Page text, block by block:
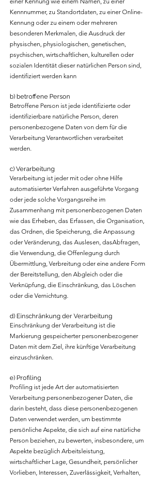
Kennnummer, zu Standortdaten, zu einer Online-
Kennung oder zu einem oder mehreren
besonderen Merkmalen, die Ausdruck der
physischen, physiologischen, genetischen,
psychischen, wirtschaftlichen, kulturellen oder
sozialen Identität dieser natürlichen Person sind,
identifiziert werden kann
b) betroffene Person
Betroffene Person ist jede identifizierte oder
identifizierbare natürliche Person, deren
personenbezogene Daten von dem für die
Verarbeitung Verantwortlichen verarbeitet
werden.
c) Verarbeitung
Verarbeitung ist jeder mit oder ohne Hilfe
automatisierter Verfahren ausgeführte Vorgang
oder jede solche Vorgangsreihe im
Zusammenhang mit personenbezogenen Daten
wie das Erheben, das Erfassen, die Organisation,
das Ordnen, die Speicherung, die Anpassung
oder Veränderung, das Auslesen, dasAbfragen,
die Verwendung, die Offenlegung durch
Übermittlung, Verbreitung oder eine andere Form
der Bereitstellung, den Abgleich oder die
Verknüpfung, die Einschränkung, das Löschen
oder die Vernichtung.
d) Einschränkung der Verarbeitung
Einschränkung der Verarbeitung ist die
Markierung gespeicherter personenbezogener
Daten mit dem Ziel, ihre künftige Verarbeitung
einzuschränken.
e) Profiling
Profiling ist jede Art der automatisierten
Verarbeitung personenbezogener Daten, die
darin besteht, dass diese personenbezogenen
Daten verwendet werden, um bestimmte
persönliche Aspekte, die sich auf eine natürliche
Person beziehen, zu bewerten, insbesondere, um
Aspekte bezüglich Arbeitsleistung,
wirtschaftlicher Lage, Gesundheit, persönlicher
Vorlieben, Interessen, Zuverlässigkeit, Verhalten,